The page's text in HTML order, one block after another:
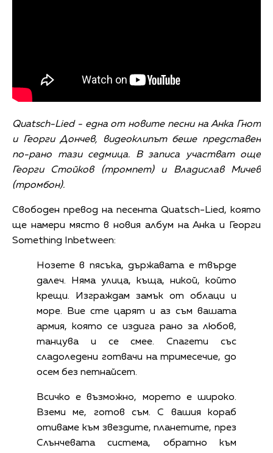
Quatsch-Lied - една от новите песни на Анка Гнот
и Георги Дончев, видеоклипът беше представен
по-рано тази седмица. В записа участват още
Георги Стойков (тромпет) и Владислав Мичев
(тромбон).
Свободен превод на песента Quatsch-Lied, която
ще намери място в новия албум на Анка и Георги
Something Inbetween:
Нозете в пясъка, държавата е твърде
далеч. Няма улица, къща, никой, който
крещи. Изграждам замък от облаци и
море. Вие сте царят и аз съм вашaта
армия, която се издига рано за любов,
танцува и се смее. Спагети със
сладоледени готвачи на тримесечие, до
осем без петнайсет.
Всичко е възможно, морето е широко.
Вземи ме, готов съм. С вашия кораб
отиваме към звездите, планетите, през
Слънчевата система, обратно към